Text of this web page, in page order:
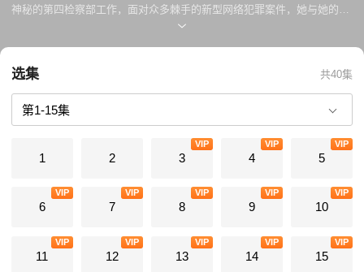
神秘的第四检察部工作，面对众多棘手的新型网络犯罪案件，她与她的检
察官同行们精准锁定犯罪线索，能动发挥检察智慧，在刑警队长何陆源
诉，让犯罪嫌疑人认罪伏法，全景展示了新时代女公诉人的职业风采。
选集 共40集
1 2 3
VIP
4
VIP
5
VIP
6
VIP
7
VIP
8
VIP
9
VIP
10
VIP
11
VIP
12
VIP
13
VIP
14
VIP
15
VIP